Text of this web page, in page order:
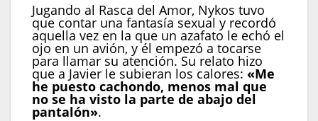
Jugando al Rasca del Amor, Nykos tuvo
que contar una fantasía sexual y recordó
aquella vez en la que un azafato le echó el
ojo en un avión, y él empezó a tocarse
para llamar su atención. Su relato hizo
que a Javier le subieran los calores: «Me
he puesto cachondo, menos mal que
no se ha visto la parte de abajo del
pantalón».